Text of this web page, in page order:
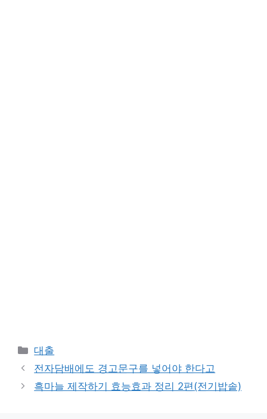
Categories
대출
전자담배에도 경고문구를 넣어야 한다고
흑마늘 제작하기 효능효과 정리 2편(전기밥솥)